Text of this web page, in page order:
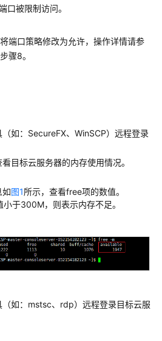
口被限制访问。
端口策略修改为允许，操作详情请参
骤8。
如：SecureFX、WinSCP）远程登录
目标云服务器的内存使用情况。
如图1所示，查看free项的数值。
于300M，则表示内存不足。
（如：mstsc、rdp）远程登录目标云服